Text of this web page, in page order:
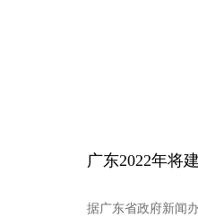
广东2022年将
据广东省政府新闻